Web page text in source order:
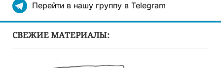
Перейти в нашу группу в Telegram
СВЕЖИЕ МАТЕРИАЛЫ: